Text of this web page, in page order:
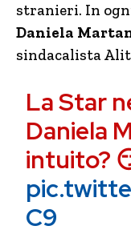
stranieri. In
Daniela
sindacalista
La Star
Daniela
intuito?
C9